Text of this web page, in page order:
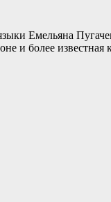
Емельяна
и более известная